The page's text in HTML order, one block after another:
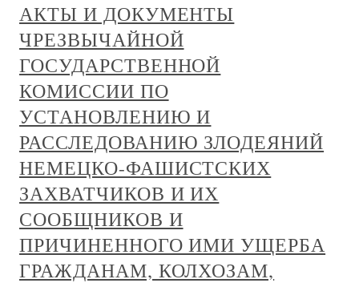
АКТЫ И ДОКУМЕНТЫ
ЧРЕЗВЫЧАЙНОЙ
ГОСУДАРСТВЕННОЙ
КОМИССИИ ПО
УСТАНОВЛЕНИЮ И
РАССЛЕДОВАНИЮ ЗЛОДЕЯНИЙ
НЕМЕЦКО-ФАШИСТСКИХ
ЗАХВАТЧИКОВ И ИХ
СООБЩНИКОВ И
ПРИЧИНЕННОГО ИМИ УЩЕРБА
ГРАЖДАНАМ, КОЛХОЗАМ,